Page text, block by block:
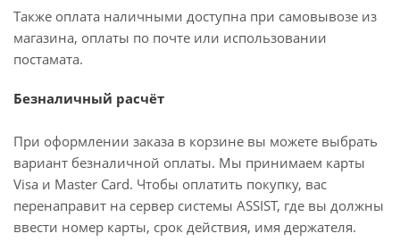
Также оплата наличными доступна при самовывозе из
магазина, оплаты по почте или использовании
постамата.
Безналичный расчёт
При оформлении заказа в корзине вы можете выбрать
вариант безналичной оплаты. Мы принимаем карты
Visa и Master Card. Чтобы оплатить покупку, вас
перенаправит на сервер системы ASSIST, где вы должны
ввести номер карты, срок действия, имя держателя.